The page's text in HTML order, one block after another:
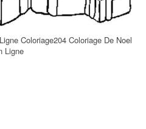
Coloriage204 Coloriage De Noel
Ligne